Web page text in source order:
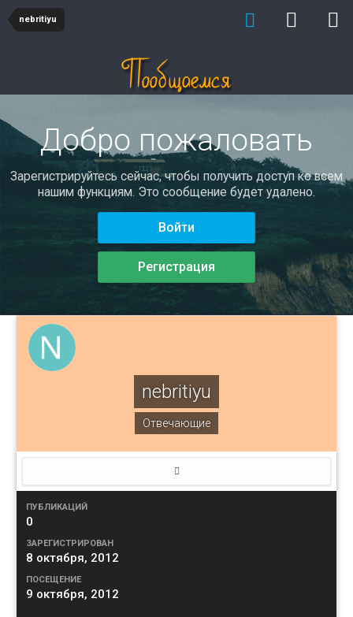
nebritiyu
Добро пожаловать
Зарегистрируйтесь сейчас, чтобы получить доступ ко всем
нашим функциям. Это сообщение будет удалено.
Войти
Регистрация
nebritiyu
Отвечающие
ПУБЛИКАЦИЙ
0
ЗАРЕГИСТРИРОВАН
8 октября, 2012
ПОСЕЩЕНИЕ
9 октября, 2012